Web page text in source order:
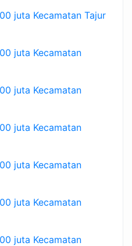
juta Kecamatan Tajur
juta Kecamatan
juta Kecamatan
juta Kecamatan
juta Kecamatan
juta Kecamatan
juta Kecamatan